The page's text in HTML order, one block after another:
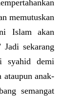
memutuskan
Islam akan
sekarang
syahid demi
ataupun anak-
semangat